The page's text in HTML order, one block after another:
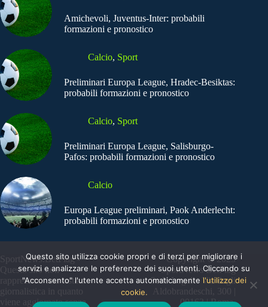
Amichevoli, Juventus-Inter: probabili
formazioni e pronostico
Calcio, Sport
Preliminari Europa League, Hradec-Besiktas:
probabili formazioni e pronostico
Calcio, Sport
Preliminari Europa League, Salisburgo-
Pafos: probabili formazioni e pronostico
Calcio
Europa League preliminari, Paok Anderlecht:
probabili formazioni e pronostico
SportNews.BetFlag -
Questo sito non
rappresenta una testata
giornalistica in quanto
viene aggiornato senza
Copyright © 2025
SportNews BetFlag
Sede Legale: Via degli
Aldobrandeschi, 300 |
00163 | Roma
Questo sito utilizza cookie propri e di terzi per migliorare i
servizi e analizzare le preferenze dei suoi utenti. Cliccando su
"Acconsento" l'utente accetta automaticamente l'utilizzo dei
cookie.